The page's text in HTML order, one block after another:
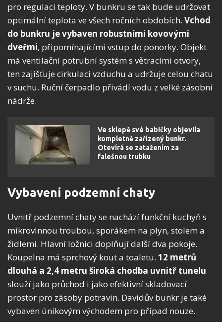
pro regulaci teploty. V bunkru se tak bude udržovat
optimální teplota ve všech ročních obdobích. Vchod
do bunkru je vybaven robustními kovovými
dveřmi, připomínajícími vstup do ponorky. Objekt
má ventilační potrubní systém s větracími otvory,
ten zajišťuje cirkulaci vzduchu a udržuje celou chatu
v suchu. Ruční čerpadlo přivádí vodu z velké zásobní
nádrže.
Ve sklepě své babičky objevila
kompletně zařízený bunkr.
Otevírá se zatažením za
falešnou trubku
Vybavení podzemní chaty
Uvnitř podzemní chaty se nachází funkční kuchyň s
mikrovlnnou troubou, sporákem na plyn, stolem a
židlemi. Hlavní ložnici doplňují další dva pokoje.
Koupelna má sprchový kout a toaletu. 12 metrů
dlouhá a 2,4 metru široká chodba uvnitř tunelu
slouží jako průchod i jako efektivní skladovací
prostor pro zásoby potravin. Davidův bunkr je také
vybaven únikovým východem pro případ nouze.